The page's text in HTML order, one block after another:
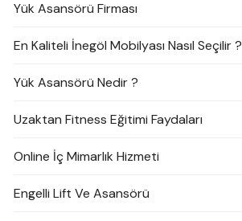
Yük Asansörü Firması
En Kaliteli İnegöl Mobilyası Nasıl Seçilir ?
Yük Asansörü Nedir ?
Uzaktan Fitness Eğitimi Faydaları
Online İç Mimarlık Hizmeti
Engelli Lift Ve Asansörü